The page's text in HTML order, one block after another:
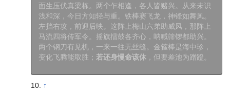
面生压伏真梁栋。两个乍相逢，各人皆赌兴。从来未识
浅和深，今日方知轻与重。铁棒赛飞龙，神锋如舞凤。
左挡右攻，前迎后映。这阵上梅山六弟助威风，那阵上
马流四将传军令。摇旗擂鼓各齐心，呐喊筛锣都助兴。
两个钢刀有见机，一来一往无丝缝。金箍棒是海中珍，
变化飞腾能取胜； 若还身慢命该休，但要差池为蹭蹬。
↑